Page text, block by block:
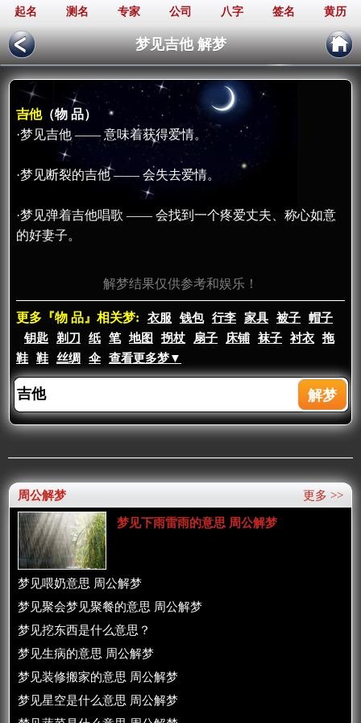
起名 测名 专家 公司 八字 签名 黄历
梦见吉他 解梦
吉他（物 品）
·梦见吉他 —— 意味着获得爱情。
·梦见断裂的吉他 —— 会失去爱情。
·梦见弹着吉他唱歌 —— 会找到一个疼爱丈夫、称心如意
的好妻子。
解梦结果仅供参考和娱乐！
更多『物 品』相关梦: 衣服 钱包 行李 家具 被子
帽子
钥匙
剃刀 纸 笔 地图 拐杖 扇子 床铺 袜子 衬衣
拖
鞋
鞋 丝绸 伞 查看更多梦▼
更多 >>
周公解梦
梦见下雨雷雨的意思 周公解梦
梦见喂奶意思 周公解梦
梦见聚会梦见聚餐的意思 周公解梦
梦见挖东西是什么意思？
梦见生病的意思 周公解梦
梦见装修搬家的意思 周公解梦
梦见星空是什么意思 周公解梦